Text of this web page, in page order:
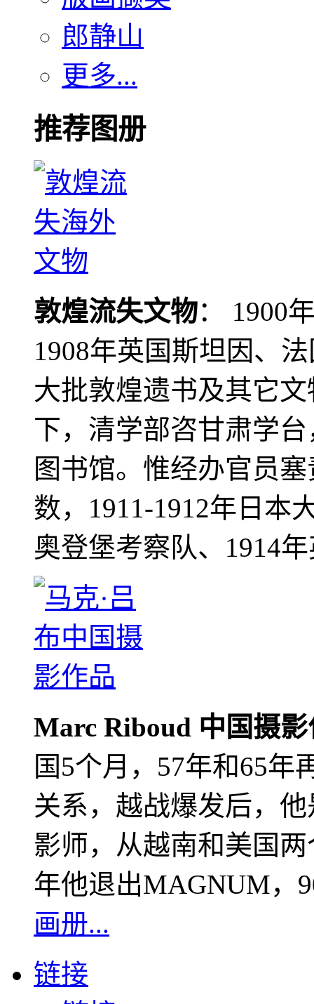
郎静山
更多...
推荐图册
敦煌流失文物： 1900
1908年英国斯坦因、
大批敦煌遗书及其它
下，清学部咨甘肃学
图书馆。惟经办官员
数，1911-1912年日本
奥登堡考察队、1914
Marc Riboud 中国摄
国5个月，57年和65年
关系，越战爆发后，
影师，从越南和美国
年他退出MAGNUM，
画册...
链接